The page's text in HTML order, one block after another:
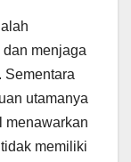
menjaga
. Sementara
utamanya
menawarkan
memiliki